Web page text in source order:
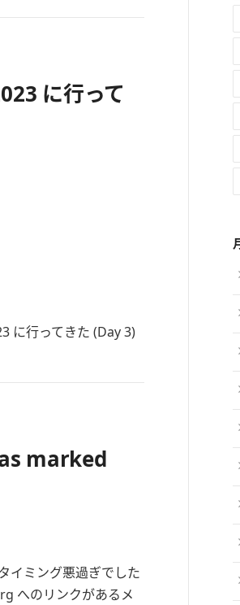
に行って
marked
イミング悪過ぎでした
へのリンクがあるメ